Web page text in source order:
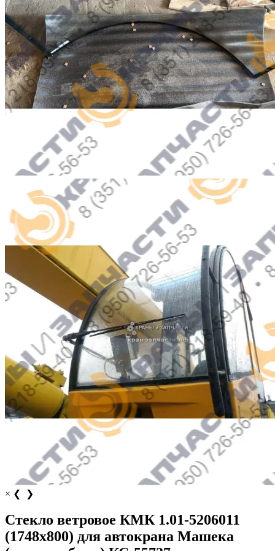
× ❮ ❯
Стекло ветровое КМК 1.01-5206011
(1748х800) для автокрана Машека